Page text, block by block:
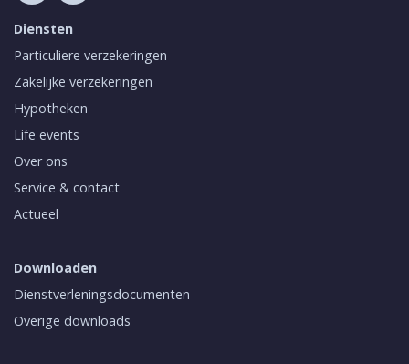
Diensten
Particuliere verzekeringen
Zakelijke verzekeringen
Hypotheken
Life events
Over ons
Service & contact
Actueel
Downloaden
Dienstverleningsdocumenten
Overige downloads